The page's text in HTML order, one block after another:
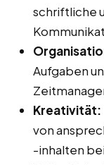
schriftliche
Aufgaben
Kreativität:
von
-inhalten